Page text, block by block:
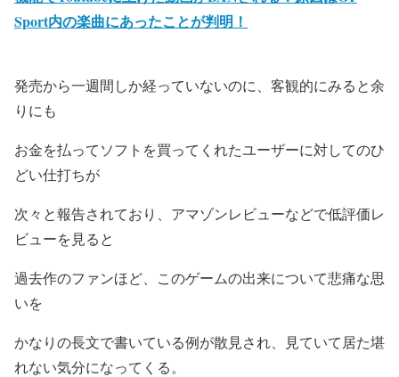
Sport内の楽曲にあったことが判明！
発売から一週間しか経っていないのに、客観的にみると余
りにも
お金を払ってソフトを買ってくれたユーザーに対してのひ
どい仕打ちが
次々と報告されており、アマゾンレビューなどで低評価レ
ビューを見ると
過去作のファンほど、このゲームの出来について悲痛な思
いを
かなりの長文で書いている例が散見され、見ていて居た堪
れない気分になってくる。